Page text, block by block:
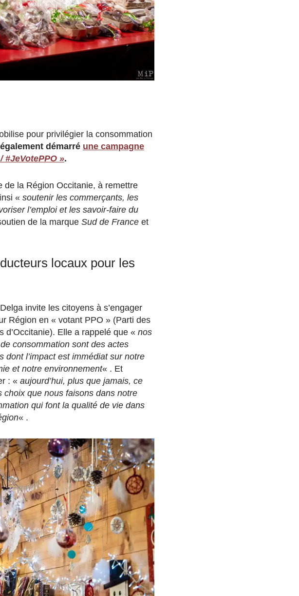
pour privilégier la consommation
démarré une campagne
#JeVotePPO ».
de la Région Occitanie, à remettre
« soutenir les commerçants, les
l’emploi et les savoir-faire du
de la marque Sud de France et
locaux pour les
invite les citoyens à s’engager
Région en « votant PPO » (Parti des
d’Occitanie). Elle a rappelé que « nos
consommation sont des actes
dont l’impact est immédiat sur notre
et notre environnement« . Et
: « aujourd’hui, plus que jamais, ce
choix que nous faisons dans notre
qui font la qualité de vie dans
« .